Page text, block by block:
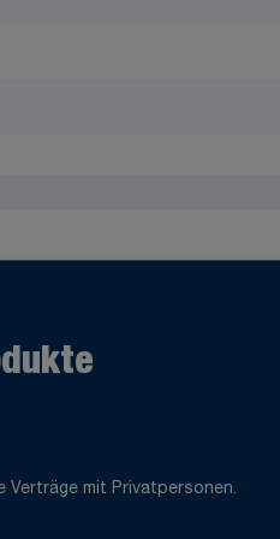
Verträge mit Privatpersonen.